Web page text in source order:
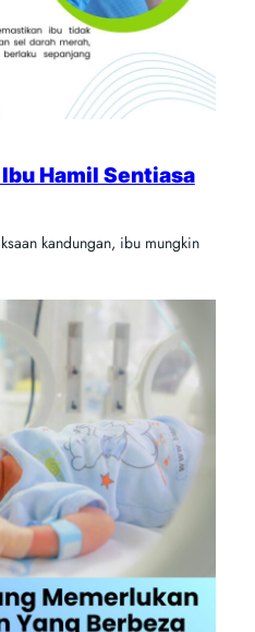
Hamil Sentiasa
kandungan, ibu mungkin